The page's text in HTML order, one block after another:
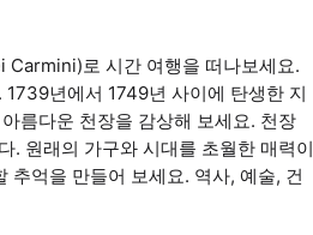
Carmini)로 시간 여행을 떠나보세요.
년에서 1749년 사이에 탄생한 지
름다운 천장을 감상해 보세요. 천장
. 원래의 가구와 시대를 초월한 매력이
추억을 만들어 보세요. 역사, 예술, 건